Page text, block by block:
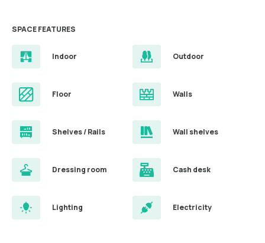
SPACE FEATURES
Indoor Outdoor
Floor Walls
Shelves / Rails Wall shelves
Dressing room Cash desk
Lighting Electricity